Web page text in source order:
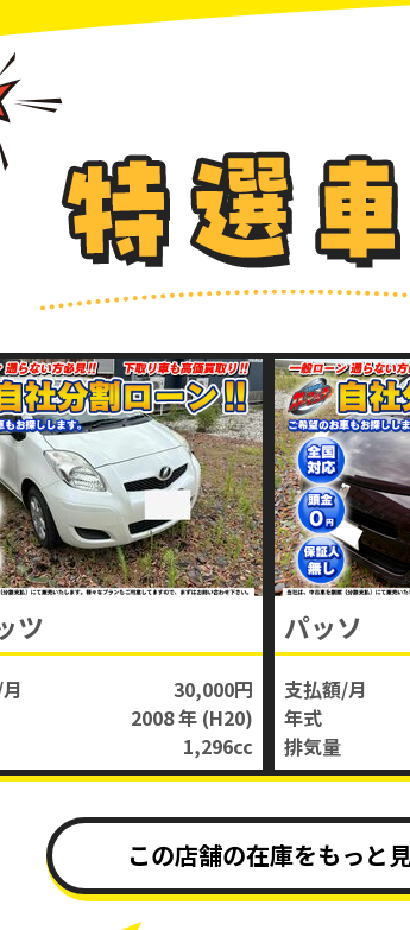
ツ
30,000円
2008 年 (H20)
1,296cc
パッソ
支払額/月
年式
排気量
この店舗の在庫をもっと